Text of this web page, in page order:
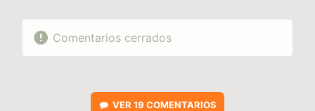
Comentarios cerrados
VER 19 COMENTARIOS